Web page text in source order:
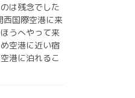
は残念でした
国際空港に来
うへやって来
空港に近い宿
港に泊れるこ